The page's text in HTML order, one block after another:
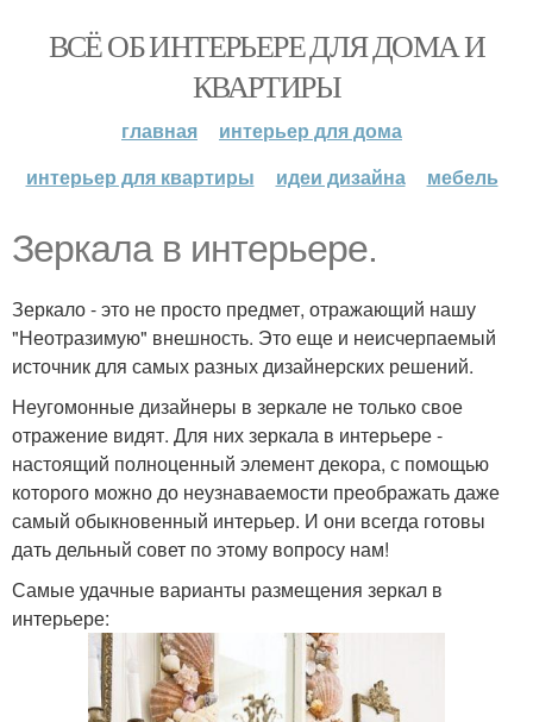
ВСЁ ОБ ИНТЕРЬЕРЕ ДЛЯ ДОМА И
КВАРТИРЫ
главная
интерьер для дома
интерьер для квартиры
идеи дизайна мебель
Зеркала в интерьере.
Зеркало - это не просто предмет, отражающий нашу
"Неотразимую" внешность. Это еще и неисчерпаемый
источник для самых разных дизайнерских решений.
Неугомонные дизайнеры в зеркале не только свое
отражение видят. Для них зеркала в интерьере -
настоящий полноценный элемент декора, с помощью
которого можно до неузнаваемости преображать даже
самый обыкновенный интерьер. И они всегда готовы
дать дельный совет по этому вопросу нам!
Самые удачные варианты размещения зеркал в
интерьере: